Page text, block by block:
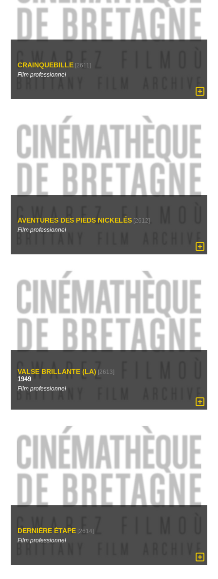
CRAINQUEBILLE[2611]
Film professionnel
AVENTURES DES PIEDS NICKELÉS[2612]
Film professionnel
VALSE BRILLANTE (LA) [2613]
1949
Film professionnel
DERNIÈRE ÉTAPE[2614]
Film professionnel